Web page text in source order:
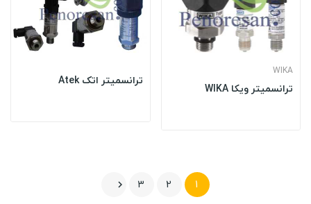
WIKA
ترانسمیتر ویکا WIKA ترانسمیتر اتک Atek
1
2
3
